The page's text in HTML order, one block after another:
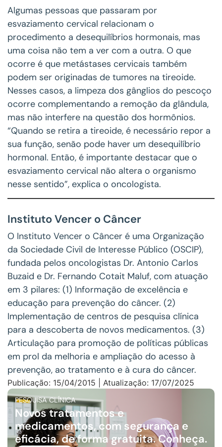
Algumas pessoas que passaram por
esvaziamento cervical relacionam o
procedimento a desequilíbrios hormonais, mas
uma coisa não tem a ver com a outra. O que
ocorre é que metástases cervicais também
podem ser originadas de tumores na tireoide.
Nesses casos, a limpeza dos gânglios do pescoço
ocorre complementando a remoção da glândula,
mas não interfere na questão dos hormônios.
“Quando se retira a tireoide, é necessário repor a
sua função, senão pode haver um desequilíbrio
hormonal. Então, é importante destacar que o
esvaziamento cervical não altera o organismo
nesse sentido”, explica o oncologista.
Instituto Vencer o Câncer
O Instituto Vencer o Câncer é uma Organização
da Sociedade Civil de Interesse Público (OSCIP),
fundada pelos oncologistas Dr. Antonio Carlos
Buzaid e Dr. Fernando Cotait Maluf, com atuação
em 3 pilares: (1) Informação de excelência e
educação para prevenção do câncer. (2)
Implementação de centros de pesquisa clínica
para a descoberta de novos medicamentos. (3)
Articulação para promoção de políticas públicas
em prol da melhoria e ampliação do acesso à
prevenção, ao tratamento e à cura do câncer.
Publicação: 15/04/2015 | Atualização: 17/07/2025
PESQUISA CLÍNICA
Novos tratamentos e
medicamentos, com segurança e
eficácia, de forma gratuita. Conheça.